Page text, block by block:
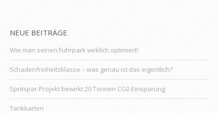
NEUE BEITRÄGE
Wie man seinen Fuhrpark wirklich optimiert!
Schadenfreiheitsklasse – was genau ist das eigentlich?
Spritspar-Projekt bewirkt 20 Tonnen CO2-Einsparung
Tankkarten